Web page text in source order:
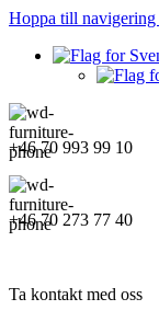
Hoppa till navigering
+46 70 993 99 10
+46 70 273 77 40
Ta kontakt med oss